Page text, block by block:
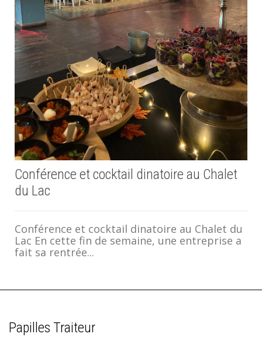
Conférence et cocktail dinatoire au Chalet
du Lac
Conférence et cocktail dinatoire au Chalet du
Lac En cette fin de semaine, une entreprise a
fait sa rentrée...
Papilles Traiteur